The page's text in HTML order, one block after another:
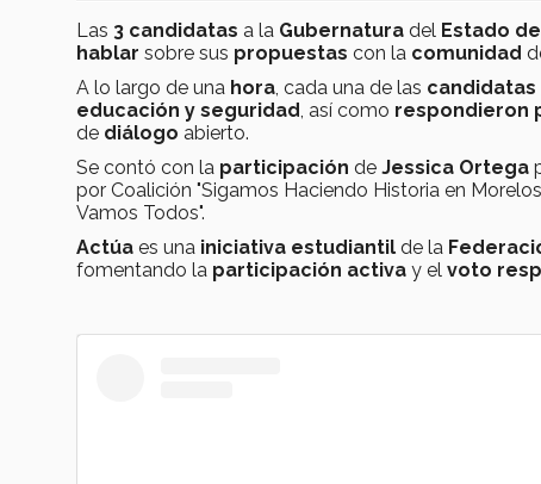
Las 3 candidatas a la Gubernatura del Estado
hablar sobre sus propuestas con la comunidad
A lo largo de una hora, cada una de las candidatas
educación y seguridad, así como respondieron
de diálogo abierto.
Se contó con la participación de Jessica Ortega
por Coalición "Sigamos Haciendo Historia en
Vamos Todos".
Actúa es una iniciativa estudiantil de la
fomentando la participación activa y el voto